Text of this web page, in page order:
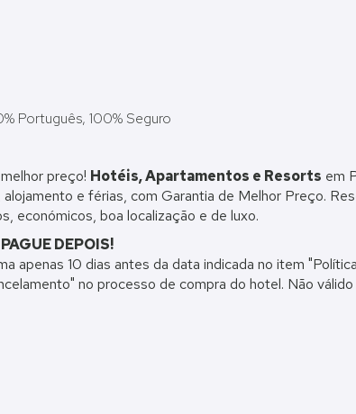
Português, 100% Seguro
preço! Hotéis, Apartamentos e Resorts em
e férias, com Garantia de Melhor Preço.
económicos, boa localização e de luxo.
DEPOIS!
apenas 10 dias antes da data indicada no item
no processo de compra do hotel. Não